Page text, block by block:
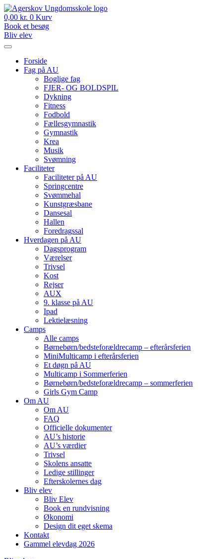
Videre
til
indhold
0,00 kr. 0 Kurv
Book et besøg
Bliv elev
Forside
Fag på AU
Boglige fag
FJER- OG BOLDSPIL
Dykning
Fitness
Fodbold
Fællesgymnastik
Gymnastik
Krea
Musik
Svømning
Faciliteter
Faciliteter på AU
Springcentre
Svømmehal
Kunstgræsbane
Dansesal
Hallen
Foredragssal
Hverdagen på AU
Dagsprogram
Værelser
Trivsel
Kost
Rejser
AUX
9. klasse på AU
Ipad
Lektielæsning
Camps
Alle camps
Børnebørn/bedste­forældre­camp – efterårsferien
MiniMulti­camp i efterårsferien
Et døgn på AU
Multi­camp i Sommerferien
Børnebørn/bedste­forældre­camp – sommerferien
Girls Gym Camp
Om AU
Om AU
FAQ
Officielle dokumenter
AU’s historie
AU’s værdier
Trivsel
Skolens ansatte
Ledige stillinger
Efterskolernes dag
Bliv elev
Bliv Elev
Book en rundvisning
Økonomi
Design dit eget skema
Kontakt
Gammel elevdag 2026